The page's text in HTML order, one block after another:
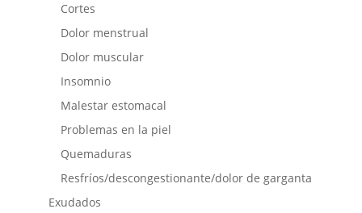
Cortes
Dolor menstrual
Dolor muscular
Insomnio
Malestar estomacal
Problemas en la piel
Quemaduras
Resfríos/descongestionante/dolor de garganta
Exudados